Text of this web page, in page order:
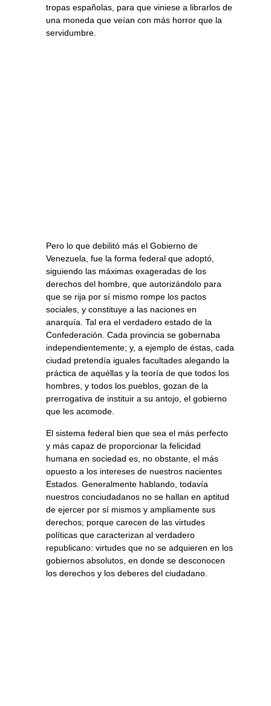
tropas españolas, para que viniese a librarlos de
una moneda que veían con más horror que la
servidumbre.
Pero lo que debilitó más el Gobierno de
Venezuela, fue la forma federal que adoptó,
siguiendo las máximas exageradas de los
derechos del hombre, que autorizándolo para
que se rija por sí mismo rompe los pactos
sociales, y constituye a las naciones en
anarquía. Tal era el verdadero estado de la
Confederación. Cada provincia se gobernaba
independientemente; y, a ejemplo de éstas, cada
ciudad pretendía iguales facultades alegando la
práctica de aquéllas y la teoría de que todos los
hombres, y todos los pueblos, gozan de la
prerrogativa de instituir a su antojo, el gobierno
que les acomode.
El sistema federal bien que sea el más perfecto
y más capaz de proporcionar la felicidad
humana en sociedad es, no obstante, el más
opuesto a los intereses de nuestros nacientes
Estados. Generalmente hablando, todavía
nuestros conciudadanos no se hallan en aptitud
de ejercer por sí mismos y ampliamente sus
derechos; porque carecen de las virtudes
políticas que caracterizan al verdadero
republicano: virtudes que no se adquieren en los
gobiernos absolutos, en donde se desconocen
los derechos y los deberes del ciudadano.